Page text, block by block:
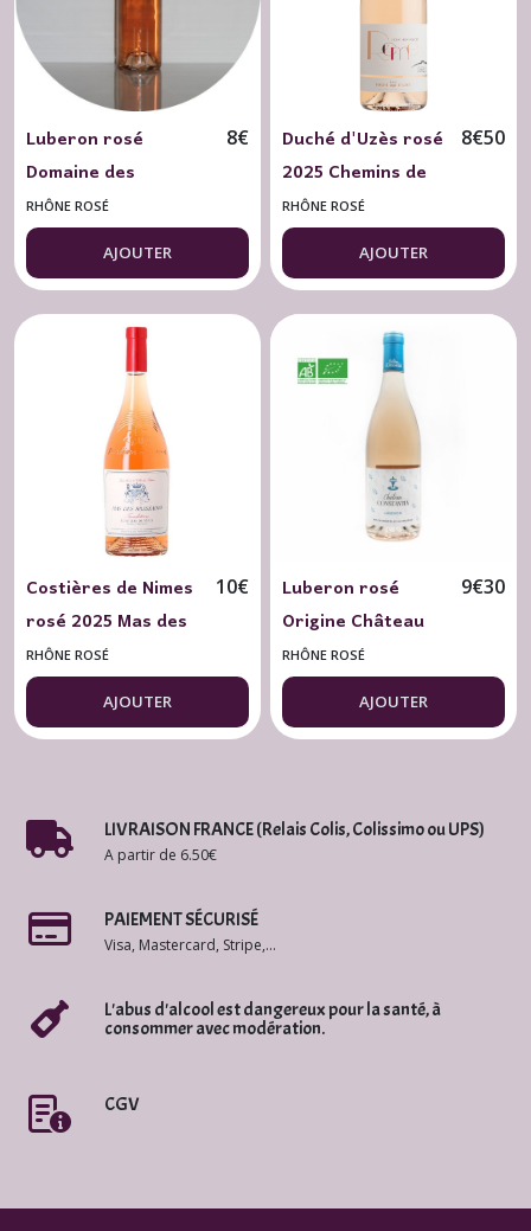
Luberon rosé
Domaine des
Jardinettes 2025
Caprices de Jade BIO
75 cl.
8€
RHÔNE ROSÉ
AJOUTER
Duché d'Uzès rosé
2025 Chemins de
Rome Les Vignes
de L'Arque 75 cl.
8€50
RHÔNE ROSÉ
AJOUTER
Costières de Nimes
rosé 2025 Mas des
Bressades 75 cl.
10€
RHÔNE ROSÉ
AJOUTER
Luberon rosé
Origine Château
Constantin 2025
BIO
9€30
RHÔNE ROSÉ
AJOUTER
LIVRAISON FRANCE (Relais Colis, Colissimo ou UPS)
A partir de 6.50€
PAIEMENT SÉCURISÉ
Visa, Mastercard, Stripe,...
L'abus d'alcool est dangereux pour la santé, à
consommer avec modération.
CGV